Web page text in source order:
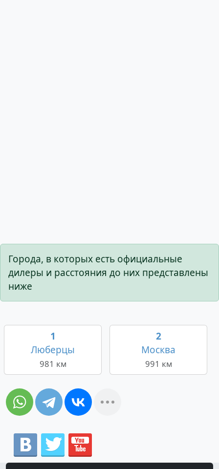
Города, в которых есть официальные
дилеры и расстояния до них представлены
ниже
1
Люберцы
981 км
2
Москва
991 км